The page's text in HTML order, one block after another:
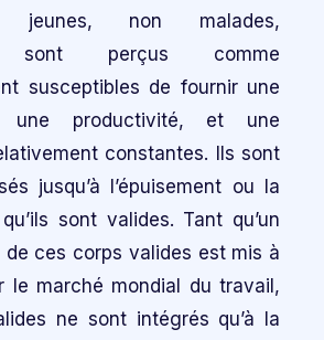
jeunes, non malades,
sont perçus comme
susceptibles de fournir une
une productivité, et une
constantes. Ils sont
jusqu’à l’épuisement ou la
sont valides. Tant qu’un
de ces corps valides est mis à
le marché mondial du travail,
ne sont intégrés qu’à la